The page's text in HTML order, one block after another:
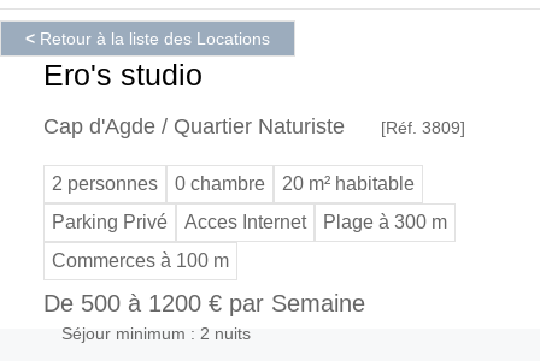
< Retour à la liste des Locations
Ero's studio
Cap d'Agde / Quartier Naturiste [Réf. 3809]
2 personnes 0 chambre
20 m² habitable
Parking Privé
Acces Internet
Plage à 300 m
Commerces à 100 m
De 500 à 1200 € par Semaine
Séjour minimum : 2 nuits